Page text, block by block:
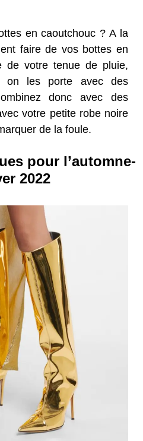
en caoutchouc ? A la
faire de vos bottes en
de votre tenue de pluie,
on les porte avec des
donc avec des
votre petite robe noire
de la foule.
pour l’automne-
2022